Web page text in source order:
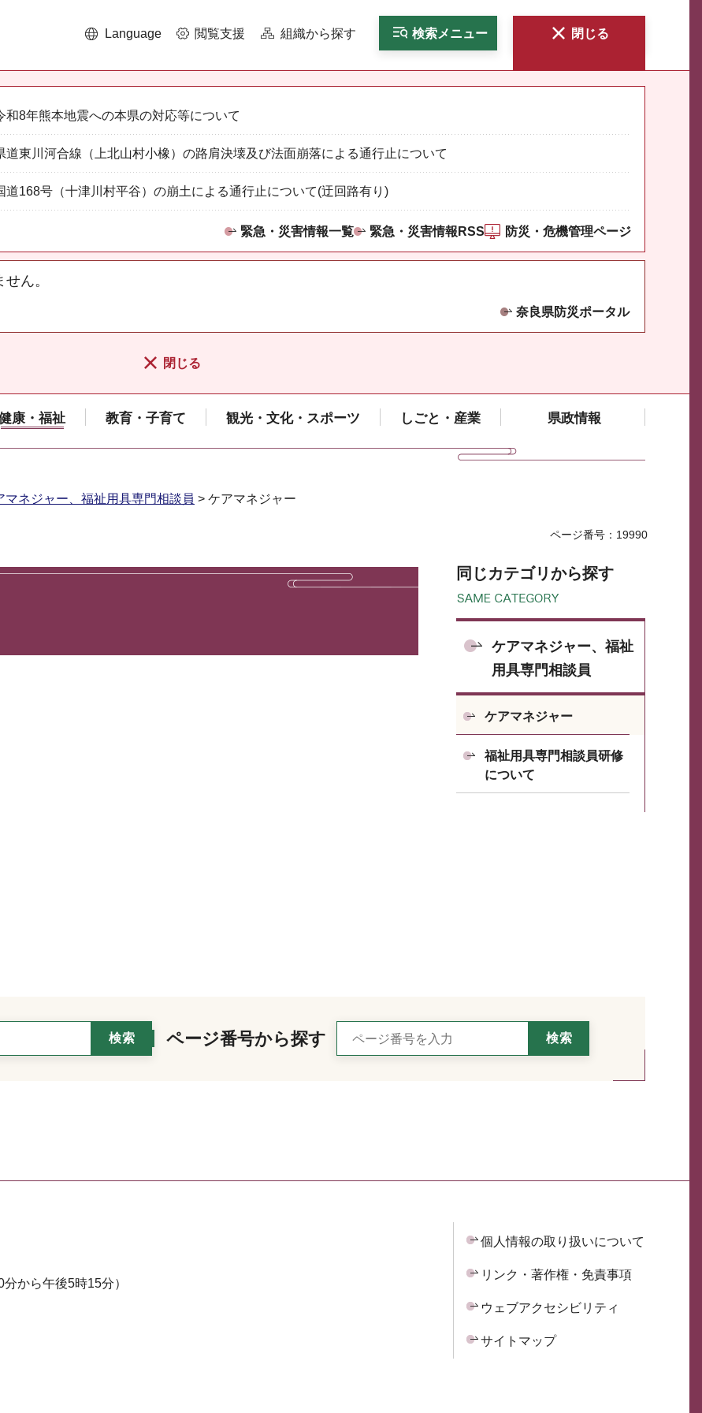
Language 閲覧支援 組織から探す 検索メニュー 閉じる
和8年熊本地震への本県の対応等について
道東川河合線（上北山村小橡）の路肩決壊及び法面崩落による通行止について
道168号（十津川村平谷）の崩土による通行止について(迂回路有り)
緊急・災害情報一覧 緊急・災害情報RSS 防災・危機管理ページ
ん。
奈良県防災ポータル
閉じる
康・福祉 教育・子育て 観光・文化・スポーツ しごと・産業 県政情報
マネジャー、福祉用具専門相談員 > ケアマネジャー
ページ番号：19990
同じカテゴリから探す
ケアマネジャー、福祉
用具専門相談員
ケアマネジャー
福祉用具専門相談員研修
について
ページ番号から探す
分から午後5時15分）
個人情報の取り扱いについて
リンク・著作権・免責事項
ウェブアクセシビリティ
サイトマップ